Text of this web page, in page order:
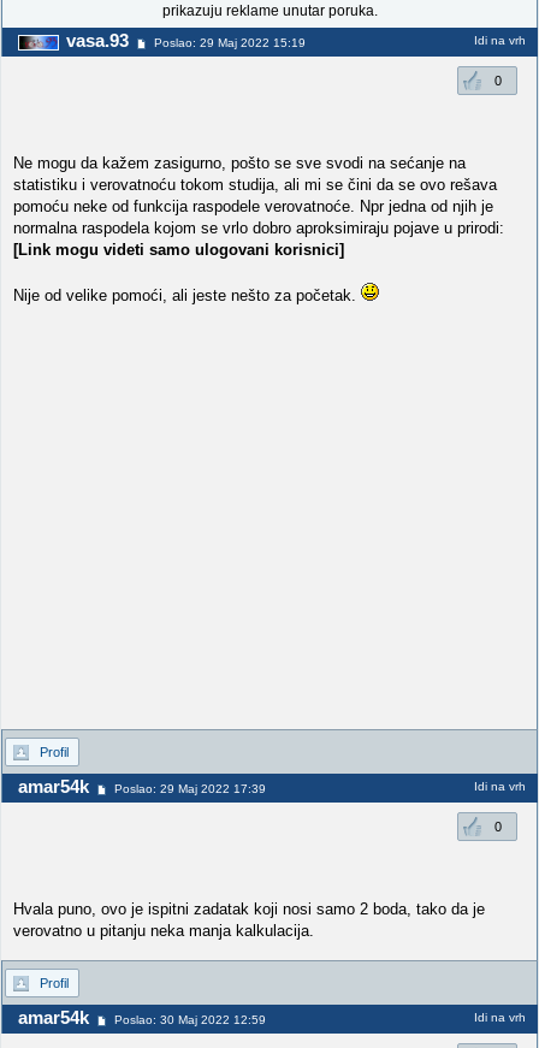
prikazuju reklame unutar poruka.
vasa.93 Poslao: 29 Maj 2022 15:19 Idi na vrh
0
Ne mogu da kažem zasigurno, pošto se sve svodi na sećanje na
statistiku i verovatnoću tokom studija, ali mi se čini da se ovo rešava
pomoću neke od funkcija raspodele verovatnoće. Npr jedna od njih je
normalna raspodela kojom se vrlo dobro aproksimiraju pojave u prirodi:
[Link mogu videti samo ulogovani korisnici]
Nije od velike pomoći, ali jeste nešto za početak.
Profil
amar54k Poslao: 29 Maj 2022 17:39 Idi na vrh
0
Hvala puno, ovo je ispitni zadatak koji nosi samo 2 boda, tako da je
verovatno u pitanju neka manja kalkulacija.
Profil
amar54k Poslao: 30 Maj 2022 12:59 Idi na vrh